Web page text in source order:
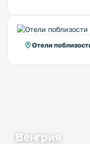
Отели
Венгрия